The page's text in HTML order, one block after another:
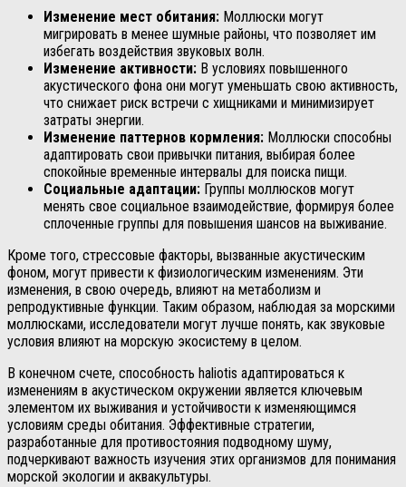
Изменение мест обитания: Моллюски могут
мигрировать в менее шумные районы, что позволяет им
избегать воздействия звуковых волн.
Изменение активности: В условиях повышенного
акустического фона они могут уменьшать свою активность,
что снижает риск встречи с хищниками и минимизирует
затраты энергии.
Изменение паттернов кормления: Моллюски способны
адаптировать свои привычки питания, выбирая более
спокойные временные интервалы для поиска пищи.
Социальные адаптации: Группы моллюсков могут
менять свое социальное взаимодействие, формируя более
сплоченные группы для повышения шансов на выживание.
Кроме того, стрессовые факторы, вызванные акустическим
фоном, могут привести к физиологическим изменениям. Эти
изменения, в свою очередь, влияют на метаболизм и
репродуктивные функции. Таким образом, наблюдая за морскими
моллюсками, исследователи могут лучше понять, как звуковые
условия влияют на морскую экосистему в целом.
В конечном счете, способность haliotis адаптироваться к
изменениям в акустическом окружении является ключевым
элементом их выживания и устойчивости к изменяющимся
условиям среды обитания. Эффективные стратегии,
разработанные для противостояния подводному шуму,
подчеркивают важность изучения этих организмов для понимания
морской экологии и аквакультуры.